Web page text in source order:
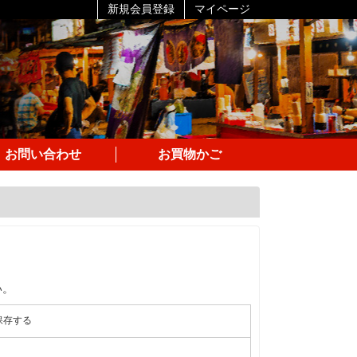
新規会員登録 マイページ
お問い合わせ お買物かご
存する